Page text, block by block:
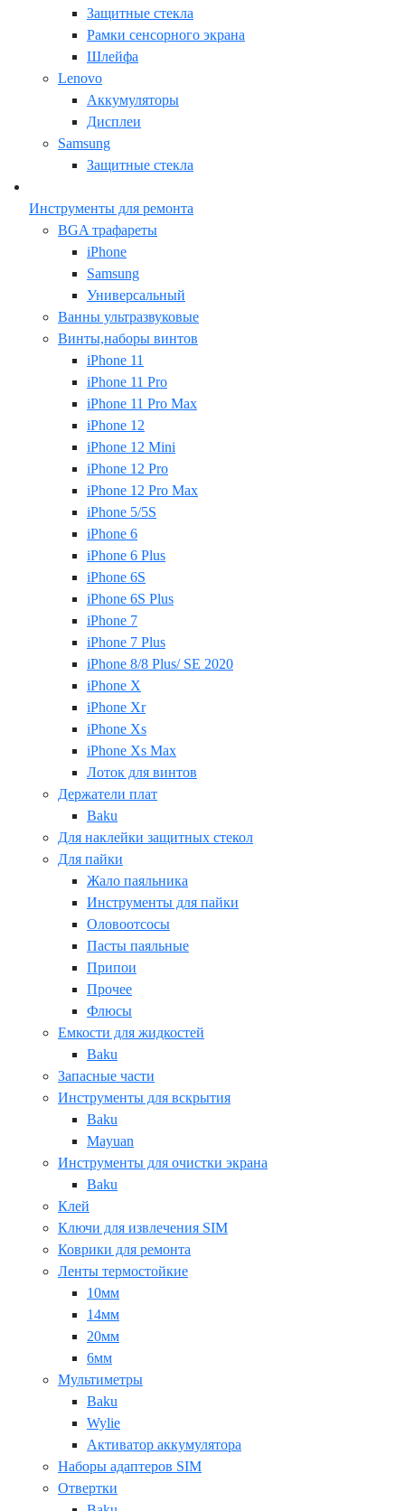
Защитные стекла
Рамки сенсорного экрана
Шлейфа
Lenovo
Аккумуляторы
Дисплеи
Samsung
Защитные стекла
Инструменты для ремонта
BGA трафареты
iPhone
Samsung
Универсальный
Ванны ультразвуковые
Винты,наборы винтов
iPhone 11
iPhone 11 Pro
iPhone 11 Pro Max
iPhone 12
iPhone 12 Mini
iPhone 12 Pro
iPhone 12 Pro Max
iPhone 5/5S
iPhone 6
iPhone 6 Plus
iPhone 6S
iPhone 6S Plus
iPhone 7
iPhone 7 Plus
iPhone 8/8 Plus/ SE 2020
iPhone X
iPhone Xr
iPhone Xs
iPhone Xs Max
Лоток для винтов
Держатели плат
Baku
Для наклейки защитных стекол
Для пайки
Жало паяльника
Инструменты для пайки
Оловоотсосы
Пасты паяльные
Припои
Прочее
Флюсы
Емкости для жидкостей
Baku
Запасные части
Инструменты для вскрытия
Baku
Mayuan
Инструменты для очистки экрана
Baku
Клей
Ключи для извлечения SIM
Коврики для ремонта
Ленты термостойкие
10мм
14мм
20мм
6мм
Мультиметры
Baku
Wylie
Активатор аккумулятора
Наборы адаптеров SIM
Отвертки